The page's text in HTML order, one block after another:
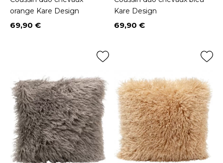
orange Kare Design
Prix
69,90 €
Kare Design
Prix
69,90 €